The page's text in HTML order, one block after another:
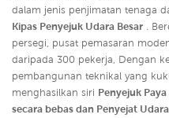
dalam jenis penjimatan tenaga
Kipas Penyejuk Udara Besar .
persegi, pusat pemasaran
daripada 300 pekerja, Dengan
pembangunan teknikal yang
menghasilkan siri Penyejuk
secara bebas dan Penyejat